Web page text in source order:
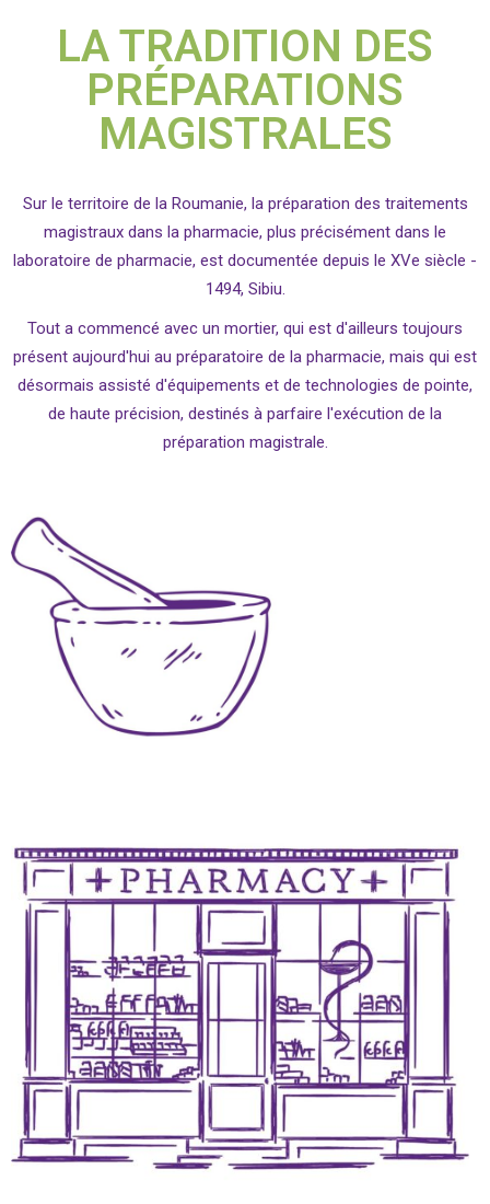
LA TRADITION DES
PRÉPARATIONS
MAGISTRALES
Sur le territoire de la Roumanie, la préparation des traitements
magistraux dans la pharmacie, plus précisément dans le
laboratoire de pharmacie, est documentée depuis le XVe siècle -
1494, Sibiu.
Tout a commencé avec un mortier, qui est d'ailleurs toujours
présent aujourd'hui au préparatoire de la pharmacie, mais qui est
désormais assisté d'équipements et de technologies de pointe,
de haute précision, destinés à parfaire l'exécution de la
préparation magistrale.